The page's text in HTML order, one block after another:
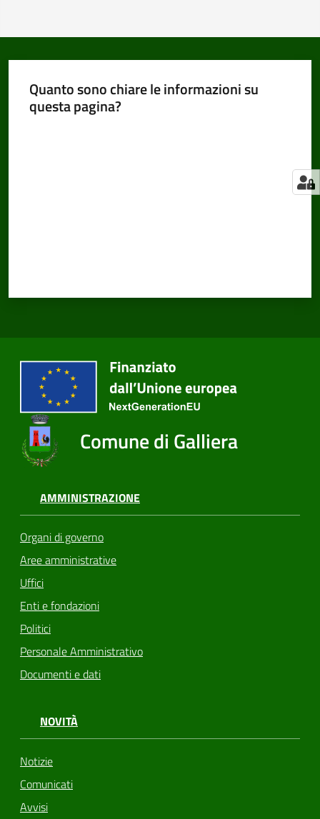
Quanto sono chiare le informazioni su
questa pagina?
Comune di Galliera
AMMINISTRAZIONE
Organi di governo
Aree amministrative
Uffici
Enti e fondazioni
Politici
Personale Amministrativo
Documenti e dati
NOVITÀ
Notizie
Comunicati
Avvisi